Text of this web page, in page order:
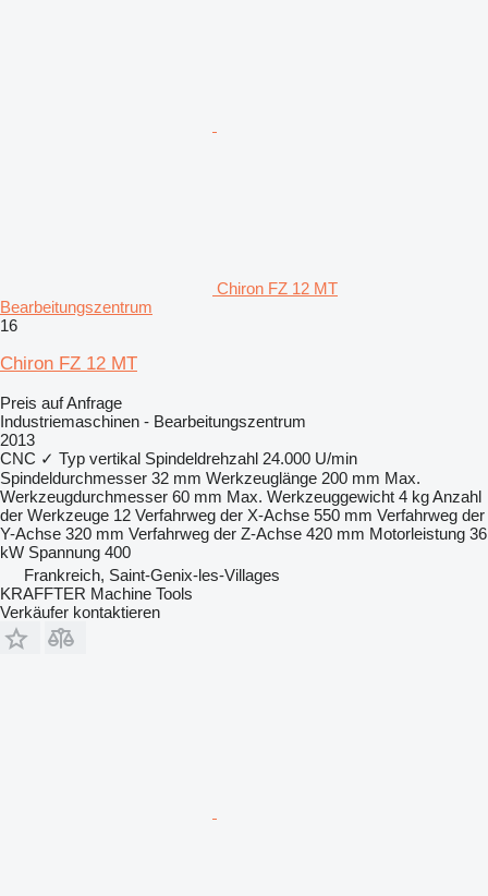
Chiron FZ 12 MT
Bearbeitungszentrum
16
Chiron FZ 12 MT
Preis auf Anfrage
Industriemaschinen - Bearbeitungszentrum
2013
CNC ✓ Typ vertikal Spindeldrehzahl 24.000 U/min
Spindeldurchmesser 32 mm Werkzeuglänge 200 mm Max.
Werkzeugdurchmesser 60 mm Max. Werkzeuggewicht 4 kgAnzahl
der Werkzeuge 12 Verfahrweg der X-Achse 550 mm Verfahrweg der
Y-Achse 320 mm Verfahrweg der Z-Achse 420 mm Motorleistung 36
kW Spannung 400
Frankreich, Saint-Genix-les-Villages
KRAFFTER Machine Tools
Verkäufer kontaktieren